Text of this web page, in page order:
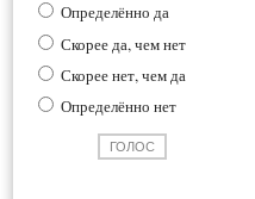
Определённо да
Скорее да, чем нет
Скорее нет, чем да
Определённо нет